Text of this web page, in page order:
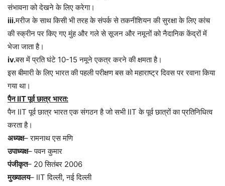
संभावना को देखने के लिए करेगा।
iii.मरीज के साथ किसी भी तरह के संपर्क से तकनीशियन की सुरक्षा के लिए कांच
की स्क्रीन पर किए गए मुंह और गले से सूजन और नमूनों को नैदानिक केंद्रों में
भेजा जाता है।
iv.बस में प्रति घंटे 10-15नमूने एकत्र करने की क्षमता है।
इस बीमारी के लिए भारत की पहली परीक्षण बस को महाराष्ट्र दिवस पर रवाना किया
गया था।
पैनIITपूर्व छात्र भारत:
पैन IITपूर्व छात्र भारत एक संगठन है जो सभीIITके पूर्व छात्रों का प्रतिनिधित्व
करता है।
अध्यक्ष–रामनाथ एस मणि
उपाध्यक्ष–पवन कुमार
पंजीकृत– 20सितंबर 2006
मुख्यालय– IITदिल्ली,नई दिल्ली